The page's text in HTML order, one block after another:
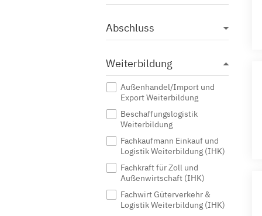
Abschluss
Weiterbildung
Außenhandel/Import und
Export Weiterbildung
Beschaffungslogistik
Weiterbildung
Fachkaufmann Einkauf und
Logistik Weiterbildung (IHK)
Fachkraft für Zoll und
Außenwirtschaft (IHK)
Fachwirt Güterverkehr &
Logistik Weiterbildung (IHK)